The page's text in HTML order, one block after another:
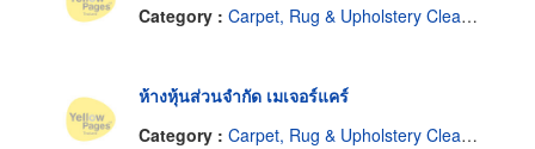
Category : Carpet, Rug & Upholstery Cleaners
ห้างหุ้นส่วนจำกัด เมเจอร์แคร์
Category : Carpet, Rug & Upholstery Cleaners